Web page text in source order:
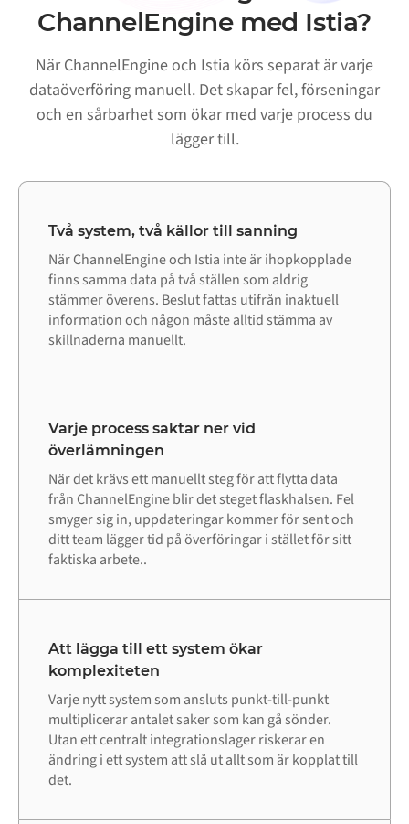
ChannelEngine med Istia?
När ChannelEngine och Istia körs separat är varje
dataöverföring manuell. Det skapar fel, förseningar
och en sårbarhet som ökar med varje process du
lägger till.
Två system, två källor till sanning
När ChannelEngine och Istia inte är ihopkopplade
finns samma data på två ställen som aldrig
stämmer överens. Beslut fattas utifrån inaktuell
information och någon måste alltid stämma av
skillnaderna manuellt.
Varje process saktar ner vid
överlämningen
När det krävs ett manuellt steg för att flytta data
från ChannelEngine blir det steget flaskhalsen. Fel
smyger sig in, uppdateringar kommer för sent och
ditt team lägger tid på överföringar i stället för sitt
faktiska arbete..
Att lägga till ett system ökar
komplexiteten
Varje nytt system som ansluts punkt-till-punkt
multiplicerar antalet saker som kan gå sönder.
Utan ett centralt integrationslager riskerar en
ändring i ett system att slå ut allt som är kopplat till
det.